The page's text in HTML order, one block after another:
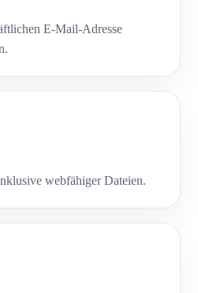
E-Mail-Adresse
webfähiger Dateien.